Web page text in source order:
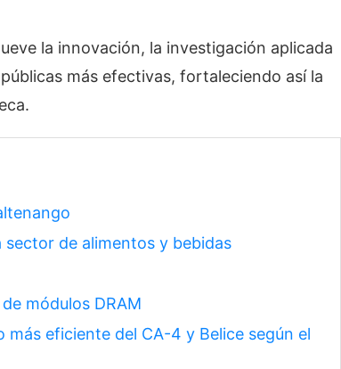
la innovación, la investigación aplicada
más efectivas, fortaleciendo así la
de alimentos y bebidas
módulos DRAM
eficiente del CA-4 y Belice según el